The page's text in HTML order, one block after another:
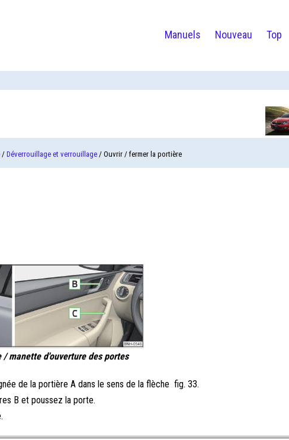
Manuels Nouveau Top
/ Déverrouillage et verrouillage / Ouvrir / fermer la portière
manette d'ouverture des portes
de la portière A dans le sens de la flèche fig. 33.
B et poussez la porte.